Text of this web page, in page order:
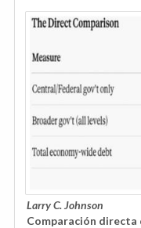
Larry C. Johnson
Comparación directa